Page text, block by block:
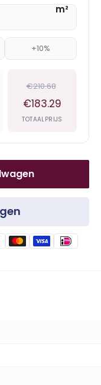
m²
+10%
€210.68
€183.29
TOTAALPRIJS